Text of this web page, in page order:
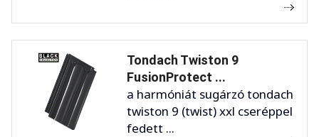
Tondach Twiston 9
FusionProtect ...
a harmóniát sugárzó tondach
twiston 9 (twist) xxl cseréppel
fedett ...